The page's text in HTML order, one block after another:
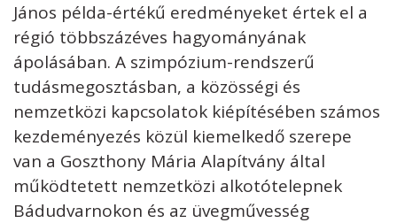
János példa-értékű eredményeket értek el a
régió többszázéves hagyományának
ápolásában. A szimpózium-rendszerű
tudásmegosztásban, a közösségi és
nemzetközi kapcsolatok kiépítésében számos
kezdeményezés közül kiemelkedő szerepe
van a Goszthony Mária Alapítvány által
működtetett nemzetközi alkotótelepnek
Bádudvarnokon és az üvegművesség